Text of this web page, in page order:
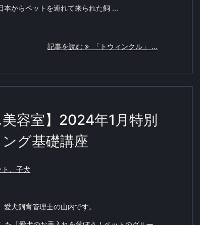
本からペットを連れて来られた飼 ...
記事を読む 「トウィンクル」 ...
容室】2024年1月特別
グ基礎講座
ト、子犬
犬飼育管理士の山内です。